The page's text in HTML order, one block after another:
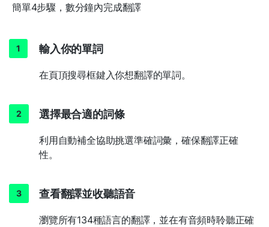
簡單4步驟，數分鐘內完成翻譯
輸入你的單詞
在頁頂搜尋框鍵入你想翻譯的單詞。
選擇最合適的詞條
利用自動補全協助挑選準確詞彙，確保翻譯正確
性。
查看翻譯並收聽語音
瀏覽所有134種語言的翻譯，並在有音頻時聆聽正確